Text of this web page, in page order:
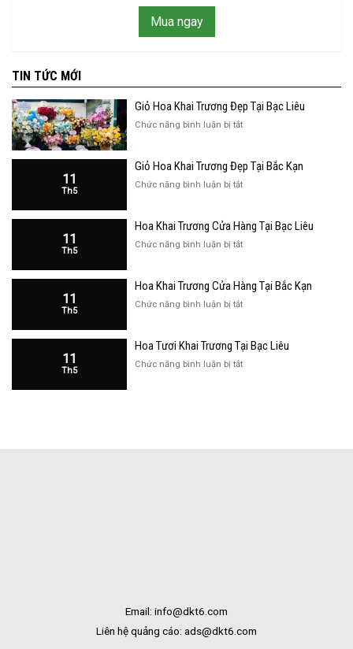
Mua ngay
TIN TỨC MỚI
Giỏ Hoa Khai Trương Đẹp Tại Bạc Liêu
Chức năng bình luận bị tắtở
Khai
Liêu
11
Th5
Giỏ Hoa Khai Trương Đẹp Tại Bắc Kạn
Chức năng bình luận bị tắtở
Khai
Kạn
11
Th5
Hoa Khai Trương Cửa Hàng Tại Bạc Liêu
Chức năng bình luận bị tắtở
Trương
Liêu
11
Th5
Hoa Khai Trương Cửa Hàng Tại Bắc Kạn
Chức năng bình luận bị tắtở
Trương
11
Th5
Hoa Tươi Khai Trương Tại Bạc Liêu
Chức năng bình luận bị tắtở
Email: info@dkt6.com
Liên hệ quảng cáo: ads@dkt6.com